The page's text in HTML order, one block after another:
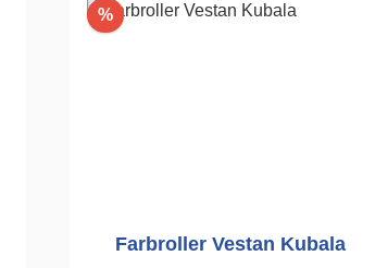
%Rabatt
Farbroller Vestan Kubala